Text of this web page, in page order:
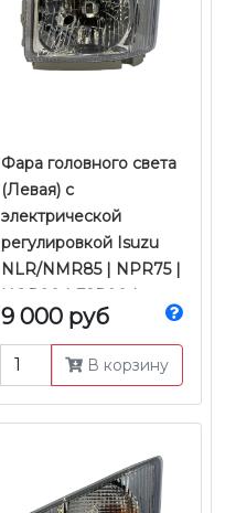
Фара головного света
(Левая) с
электрической
регулировкой Isuzu
NLR/NMR85 | NPR75 |
NQR90 | FSR90 |
FVR34 |
4JJ1/4HK1/6HK1 Е-4/5 |
JMC
9 000 руб
В корзину